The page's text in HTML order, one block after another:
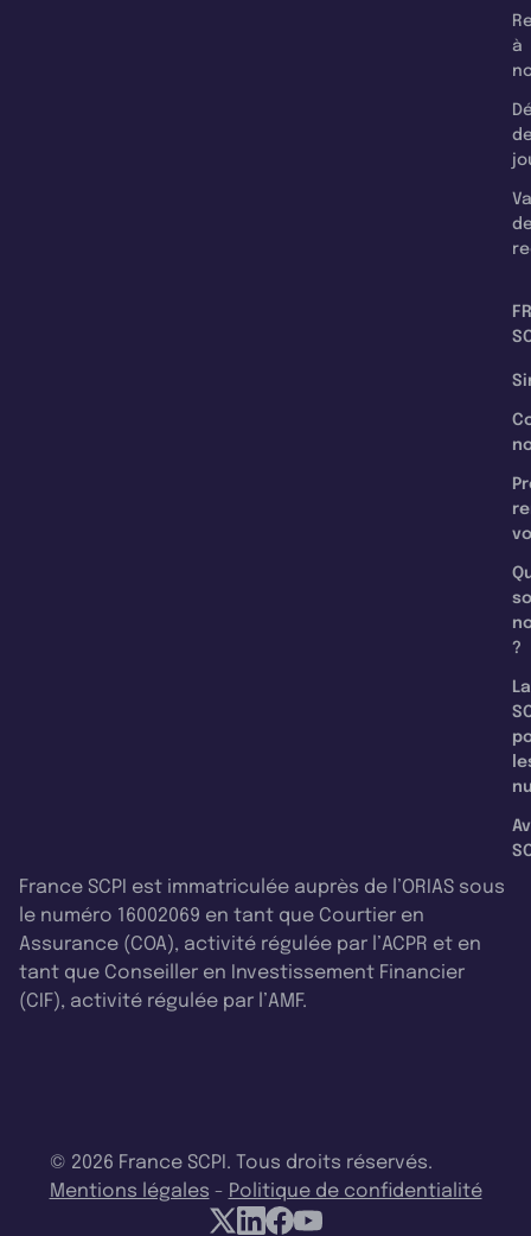
à
?
La
France SCPI est immatriculée auprès de l’ORIAS sous
le numéro 16002069 en tant que Courtier en
Assurance (COA), activité régulée par l’ACPR et en
tant que Conseiller en Investissement Financier
(CIF), activité régulée par l’AMF.
© 2026 France SCPI. Tous droits réservés.
Mentions légales - Politique de confidentialité